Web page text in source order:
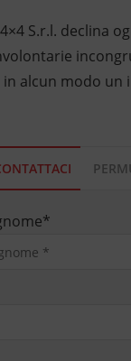
S.r.l. declina
alcun modo un
*